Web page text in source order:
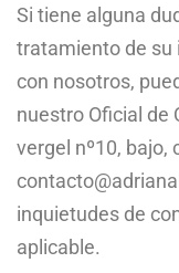
Si tiene alguna
tratamiento de su
con nosotros,
nuestro Oficial de
vergel nº10, bajo,
inquietudes de
aplicable.